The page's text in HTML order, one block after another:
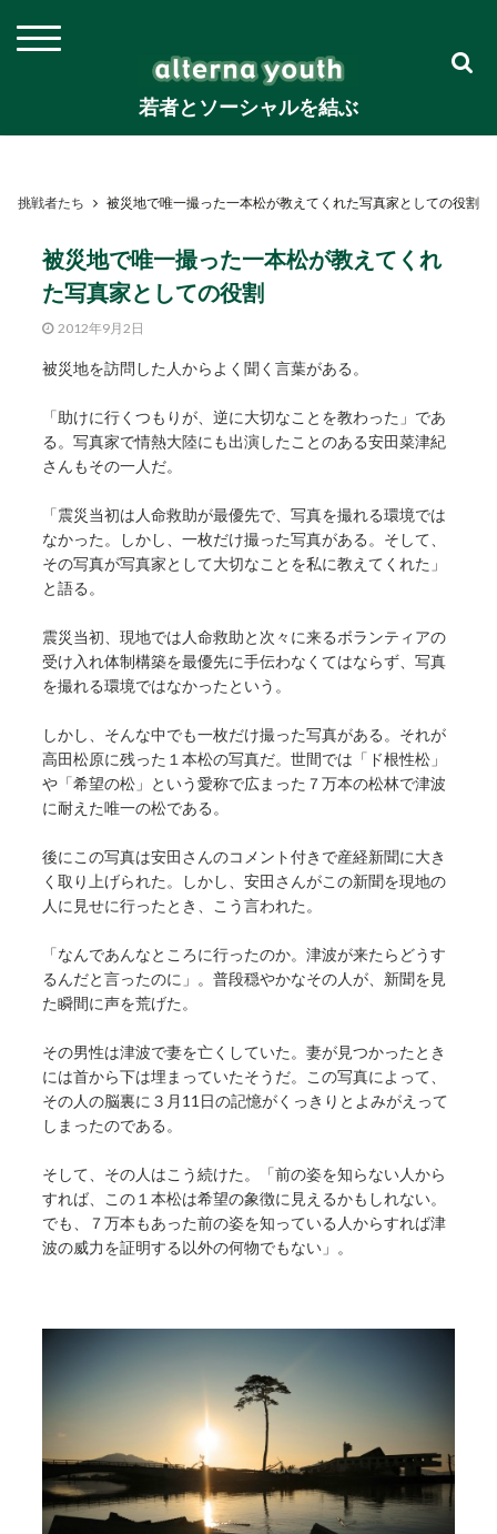
若者とソーシャルを結ぶ
挑戦者たち 被災地で唯一撮った一本松が教えてくれた写真家としての役割
被災地で唯一撮った一本松が教えてくれ
た写真家としての役割
2012年9月2日
被災地を訪問した人からよく聞く言葉がある。
「助けに行くつもりが、逆に大切なことを教わった」であ
る。写真家で情熱大陸にも出演したことのある安田菜津紀
さんもその一人だ。
「震災当初は人命救助が最優先で、写真を撮れる環境では
なかった。しかし、一枚だけ撮った写真がある。そして、
その写真が写真家として大切なことを私に教えてくれた」
と語る。
震災当初、現地では人命救助と次々に来るボランティアの
受け入れ体制構築を最優先に手伝わなくてはならず、写真
を撮れる環境ではなかったという。
しかし、そんな中でも一枚だけ撮った写真がある。それが
高田松原に残った１本松の写真だ。世間では「ド根性松」
や「希望の松」という愛称で広まった７万本の松林で津波
に耐えた唯一の松である。
後にこの写真は安田さんのコメント付きで産経新聞に大き
く取り上げられた。しかし、安田さんがこの新聞を現地の
人に見せに行ったとき、こう言われた。
「なんであんなところに行ったのか。津波が来たらどうす
るんだと言ったのに」。普段穏やかなその人が、新聞を見
た瞬間に声を荒げた。
その男性は津波で妻を亡くしていた。妻が見つかったとき
には首から下は埋まっていたそうだ。この写真によって、
その人の脳裏に３月11日の記憶がくっきりとよみがえって
しまったのである。
そして、その人はこう続けた。「前の姿を知らない人から
すれば、この１本松は希望の象徴に見えるかもしれない。
でも、７万本もあった前の姿を知っている人からすれば津
波の威力を証明する以外の何物でもない」。